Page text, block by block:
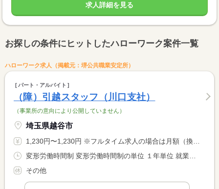
求人詳細を見る
お探しの条件にヒットしたハローワーク案件一覧
ハローワーク求人（掲載元：堺公共職業安定所）
パート・アルバイト
（障）引越スタッフ（川口支社）
（事業所の意向により公開していません）
埼玉県越谷市
1,230円〜1,230円 ※フルタイム求人の場合は月額（換算額）、パート求人の場合は時間額を表示しています。
その他